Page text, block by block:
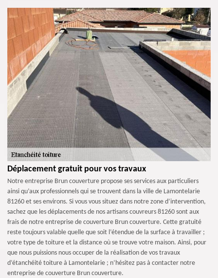
Déplacement gratuit pour vos travaux
Notre entreprise Brun couverture propose ses services aux particuliers
ainsi qu’aux professionnels qui se trouvent dans la ville de Lamontelarie
81260 et ses environs. Si vous vous situez dans notre zone d’intervention,
sachez que les déplacements de nos artisans couvreurs 81260 sont aux
frais de notre entreprise de couverture Brun couverture. Cette gratuité
reste toujours valable quelle que soit l’étendue de la surface à travailler ;
votre type de toiture et la distance où se trouve votre maison. Ainsi, pour
que nous puissions nous occuper de la réalisation de vos travaux
d’étanchéité toiture à Lamontelarie ; n’hésitez pas à contacter notre
entreprise de couverture Brun couverture.